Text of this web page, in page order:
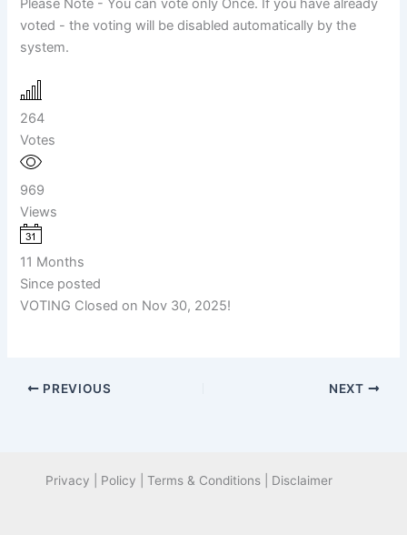
voted - the voting will be disabled automatically by the
system.
264
Votes
969
Views
11 Months
Since posted
VOTING Closed on Nov 30, 2025!
PREVIOUS NEXT
Privacy | Policy | Terms & Conditions | Disclaimer